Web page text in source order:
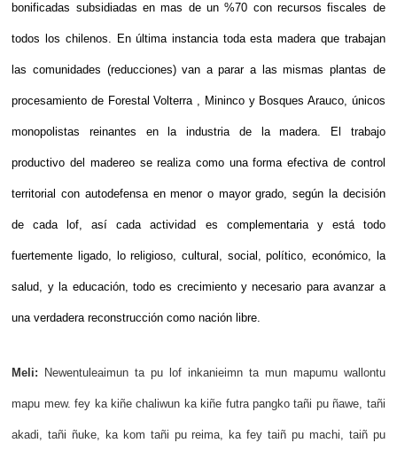
bonificadas subsidiadas en mas de un %70 con recursos fiscales de
todos los chilenos. En última instancia toda esta madera que trabajan
las comunidades (reducciones) van a parar a las mismas plantas de
procesamiento de Forestal Volterra , Mininco y Bosques Arauco, únicos
monopolistas reinantes en la industria de la madera. El trabajo
productivo del madereo se realiza como una forma efectiva de control
territorial con autodefensa en menor o mayor grado, según la decisión
de cada lof, así cada actividad es complementaria y está todo
fuertemente ligado, lo religioso, cultural, social, político, económico, la
salud, y la educación, todo es crecimiento y necesario para avanzar a
una verdadera reconstrucción como nación libre.
Meli: Newentuleaimun ta pu lof inkanieimn ta mun mapumu wallontu
mapu mew. fey ka kiñe chaliwun ka kiñe futra pangko tañi pu ñawe, tañi
akadi, tañi ñuke, ka kom tañi pu reima, ka fey taiñ pu machi, taiñ pu